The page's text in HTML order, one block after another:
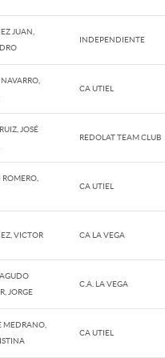
JUAN,
INDEPENDIENTE
CA UTIEL
JOSÉ
REDOLAT TEAM CLUB
ROMERO,
CA UTIEL
VICTOR CA LA VEGA
JORGE
C.A. LA VEGA
MEDRANO,
CA UTIEL